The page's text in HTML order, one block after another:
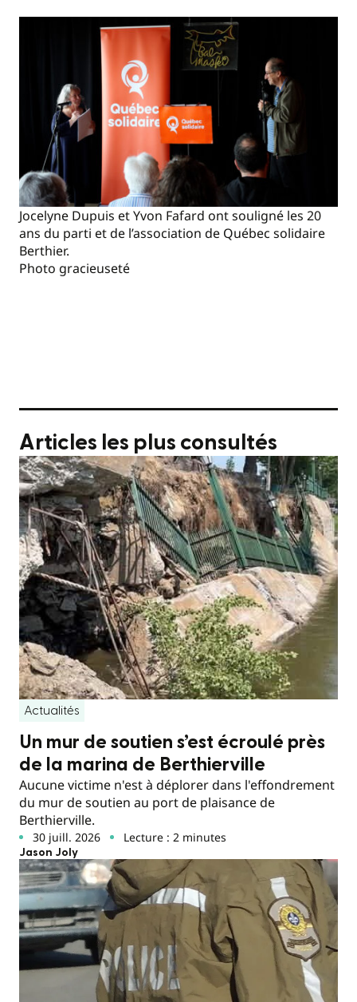
Jocelyne Dupuis et Yvon Fafard ont souligné les 20
ans du parti et de l’association de Québec solidaire
Berthier.
Photo gracieuseté
Articles les plus consultés
Actualités
Un mur de soutien s’est écroulé près
de la marina de Berthierville
Aucune victime n'est à déplorer dans l'effondrement
du mur de soutien au port de plaisance de
Berthierville.
30 juill. 2026 Lecture : 2 minutes
Jason Joly